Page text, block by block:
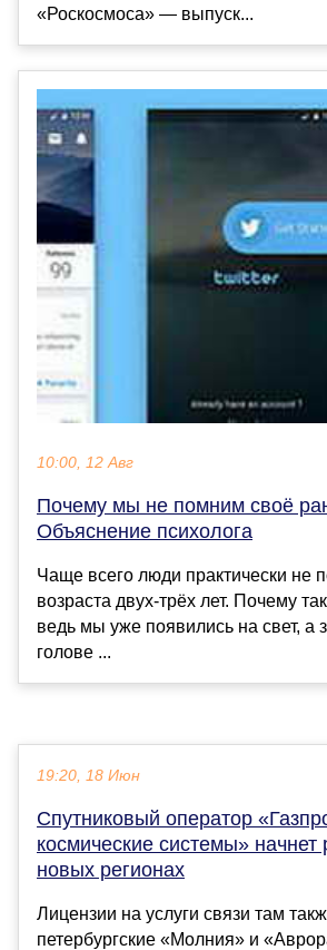
«Роскосмоса» — выпуск...
10:00, 12 Авг
Почему мы не помним своё
Объяснение психолога
Чаще всего люди практически не
возраста двух-трёх лет. Почему
ведь мы уже появились на свет, а
голове ...
19:20, 18 Июн
Спутниковый оператор
космические системы» начнет
новых регионах
Лицензии на услуги связи там
петербургские «Молния» и